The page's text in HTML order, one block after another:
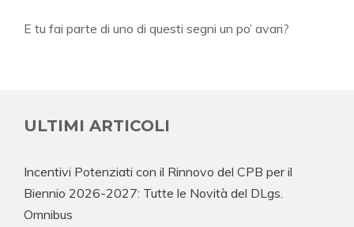
E tu fai parte di uno di questi segni un po’ avari?
ULTIMI ARTICOLI
Incentivi Potenziati con il Rinnovo del CPB per il
Biennio 2026-2027: Tutte le Novità del DLgs.
Omnibus